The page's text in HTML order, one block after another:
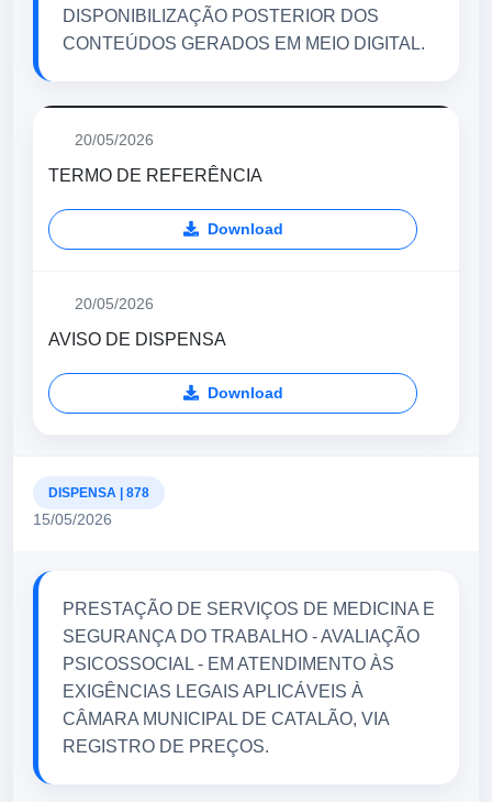
DISPONIBILIZAÇÃO POSTERIOR DOS
CONTEÚDOS GERADOS EM MEIO DIGITAL.
20/05/2026
TERMO DE REFERÊNCIA
Download
20/05/2026
AVISO DE DISPENSA
Download
DISPENSA | 878
15/05/2026
PRESTAÇÃO DE SERVIÇOS DE MEDICINA E
SEGURANÇA DO TRABALHO - AVALIAÇÃO
PSICOSSOCIAL - EM ATENDIMENTO ÀS
EXIGÊNCIAS LEGAIS APLICÁVEIS À
CÂMARA MUNICIPAL DE CATALÃO, VIA
REGISTRO DE PREÇOS.